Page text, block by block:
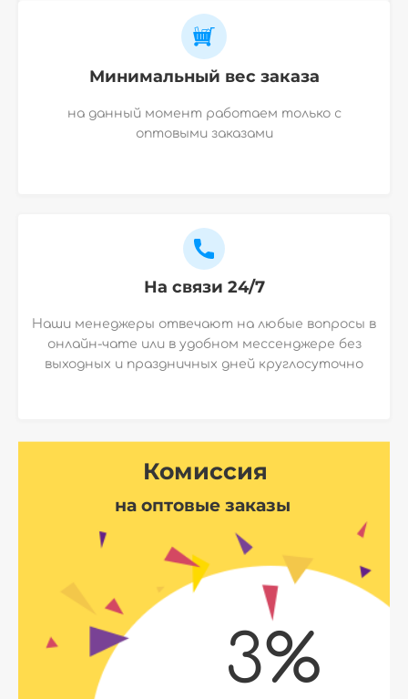
Минимальный вес заказа
на данный момент работаем только с
оптовыми заказами
На связи 24/7
Наши менеджеры отвечают на любые вопросы в
онлайн-чате или в удобном мессенджере без
выходных и праздничных дней круглосуточно
Комиссия
на оптовые заказы
3%